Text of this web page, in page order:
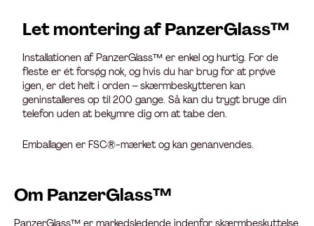
Let montering af PanzerGlass™
Installationen af PanzerGlass™ er enkel og hurtig. For de
fleste er ét forsøg nok, og hvis du har brug for at prøve
igen, er det helt i orden – skærmbeskytteren kan
geninstalleres op til 200 gange. Så kan du trygt bruge din
telefon uden at bekymre dig om at tabe den.
Emballagen er FSC®-mærket og kan genanvendes.
Om PanzerGlass™
PanzerGlass™ er markedsledende indenfor skærmbeskyttelse